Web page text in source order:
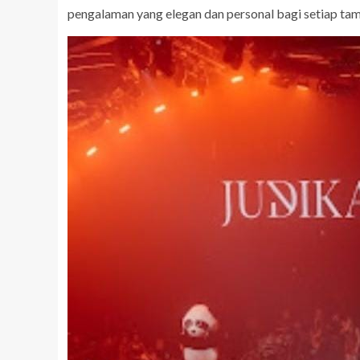
pengalaman yang elegan dan personal bagi setiap